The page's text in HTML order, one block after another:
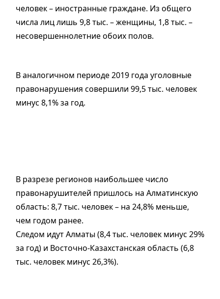
человек – иностранные граждане. Из общего
числа лиц лишь 9,8 тыс. – женщины, 1,8 тыс. –
несовершеннолетние обоих полов.
В аналогичном периоде 2019 года уголовные
правонарушения совершили 99,5 тыс. человек
минус 8,1% за год.
В разрезе регионов наибольшее число
правонарушителей пришлось на Алматинскую
область: 8,7 тыс. человек – на 24,8% меньше,
чем годом ранее.
Следом идут Алматы (8,4 тыс. человек минус 29%
за год) и Восточно-Казахстанская область (6,8
тыс. человек минус 26,3%).